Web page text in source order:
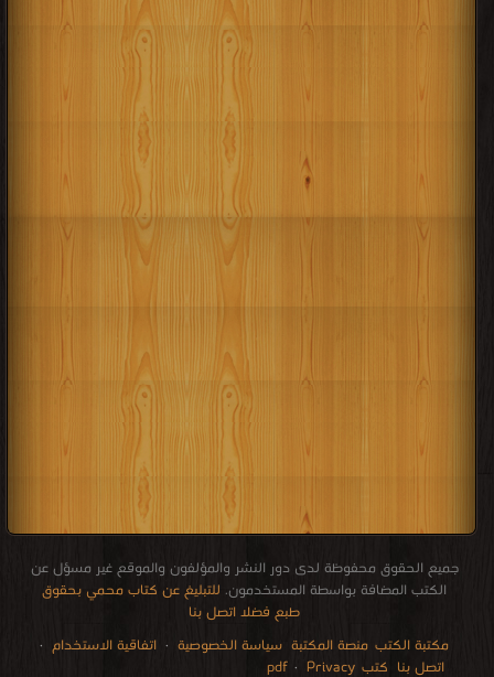
جميع الحقوق محفوظة لدى دور النشر والمؤلفون والموقع غير مسؤل عن
الكتب المضافة بواسطة المستخدمون. للتبليغ عن كتاب محمي بحقوق
طبع فضلا اتصل بنا
مكتبة الكتب منصة المكتبة سياسة الخصوصية · اتفاقية الاستخدام ·
اتصل بنا كتب pdf · Privacy